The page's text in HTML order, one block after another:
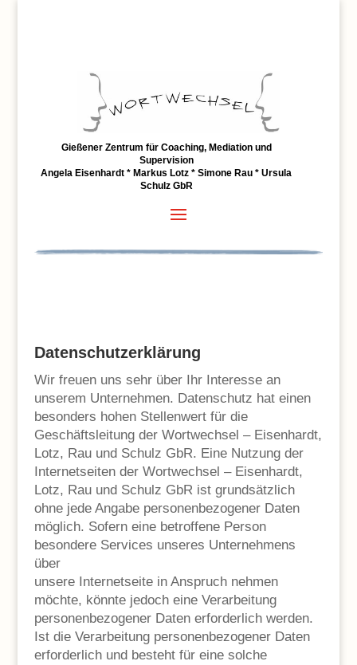
Gießener Zentrum für Coaching, Mediation und
Supervision
Angela Eisenhardt * Markus Lotz * Simone Rau * Ursula
Schulz GbR
Datenschutzerklärung
Wir freuen uns sehr über Ihr Interesse an
unserem Unternehmen. Datenschutz hat einen
besonders hohen Stellenwert für die
Geschäftsleitung der Wortwechsel – Eisenhardt,
Lotz, Rau und Schulz GbR. Eine Nutzung der
Internetseiten der Wortwechsel – Eisenhardt,
Lotz, Rau und Schulz GbR ist grundsätzlich
ohne jede Angabe personenbezogener Daten
möglich. Sofern eine betroffene Person
besondere Services unseres Unternehmens
über
unsere Internetseite in Anspruch nehmen
möchte, könnte jedoch eine Verarbeitung
personenbezogener Daten erforderlich werden.
Ist die Verarbeitung personenbezogener Daten
erforderlich und besteht für eine solche